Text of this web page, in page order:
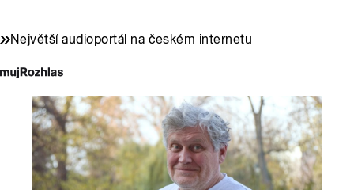
Největší audioportál na českém internetu